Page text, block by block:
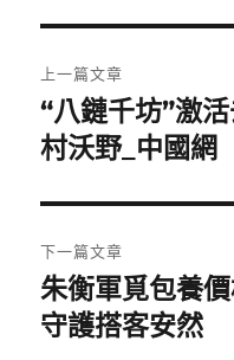
章
導
覽
上一篇文章
上
一
文
章:
“八鏈千坊”激
村沃野_中國網
下一篇文章
下
一
朱衡軍覓包養
守護搭客安然